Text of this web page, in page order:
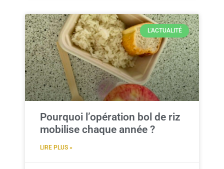
L'ACTUALITÉ
Pourquoi l’opération bol de riz
mobilise chaque année ?
LIRE PLUS »